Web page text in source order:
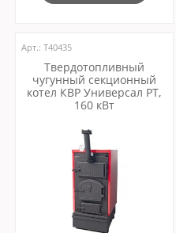
Арт.: Т40435
Твердотопливный
чугунный секционный
котел КВР Универсал РТ,
160 кВт